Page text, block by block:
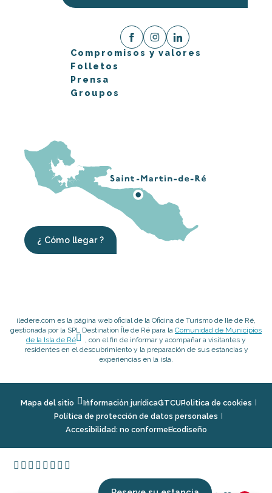
Compromisos y valores
Folletos
Prensa
Groupos
¿ Cómo llegar ?
iledere.com es la página web oficial de la Oficina de Turismo de Ile de Ré,
gestionada por la SPL Destination Île de Ré para la Comunidad de Municipios
de la Isla de Ré
, con el fin de informar y acompañar a visitantes y
residentes en el descubrimiento y la preparación de sus estancias y
experiencias en la isla.
Mapa del sitio Información jurídicaGTCUPolitica de cookies
Política de protección de datos personales
Accesibilidad: no conformeEcodiseño